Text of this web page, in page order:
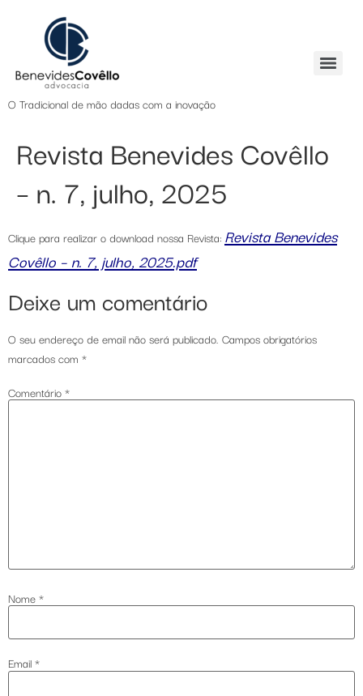
O Tradicional de mão dadas com a inovação
Revista Benevides Covêllo
– n. 7, julho, 2025
Clique para realizar o download nossa Revista: Revista Benevides
Covêllo – n. 7, julho, 2025.pdf
Deixe um comentário
O seu endereço de email não será publicado. Campos obrigatórios
marcados com *
Comentário*
Nome*
Email*